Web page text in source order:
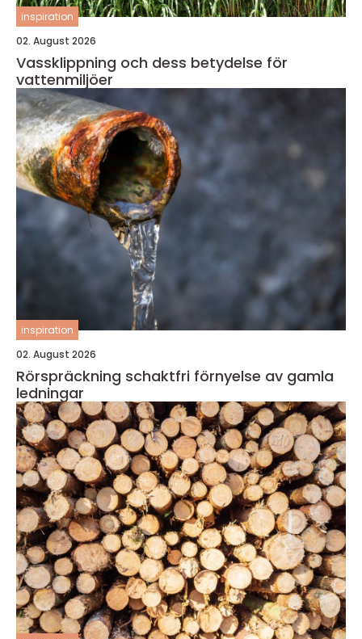
inspiration
02. August 2026
Vassklippning och dess betydelse för
vattenmiljöer
inspiration
02. August 2026
Rörspräckning schaktfri förnyelse av gamla
ledningar